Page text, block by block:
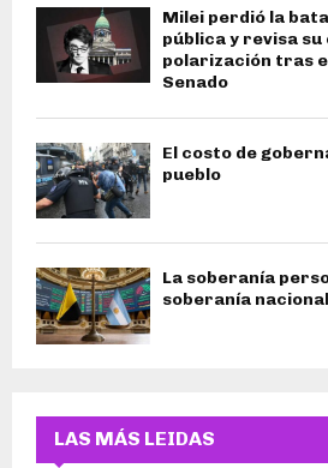
Milei perdió la
pública y revisa
polarización tras
Senado
El costo de
pueblo
La soberanía
soberanía nacional
LAS MÁS LEIDAS